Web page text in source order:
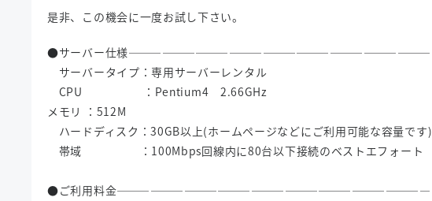
是非、この機会に一度お試し下さい。
●サーバー仕様―――――――――――――――――――――――――――
サーバータイプ：専用サーバーレンタル
CPU ：Pentium4 2.66GHz
メモリ ：512M
ハードディスク：30GB以上(ホームページなどにご利用可能な容量です)
帯域 ：100Mbps回線内に80台以下接続のベストエフォート
●ご利用料金――――――――――――――――――――――――――――